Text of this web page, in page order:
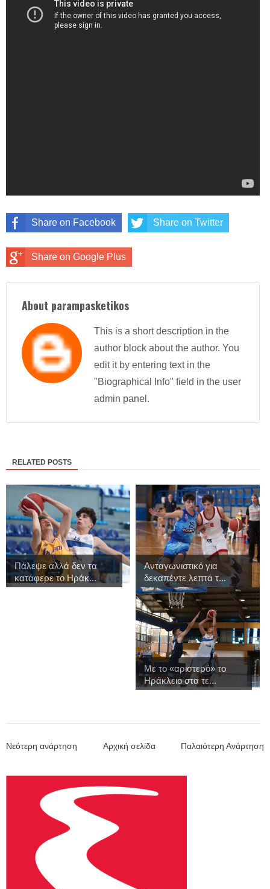
Share on Facebook Share on Twitter
Share on Google Plus
About parampasketikos
This is a short description in the
author block about the author. You
edit it by entering text in the
"Biographical Info" field in the user
admin panel.
RELATED POSTS
Πάλεψε αλλά δεν τα
κατάφερε το Ηράκ...
Ανταγωνιστικό για
δεκαπέντε λεπτά τ...
Με το «αριστερό» το
Ηράκλειο στα τε...
Νεότερη ανάρτηση Παλαιότερη Ανάρτηση
Αρχική σελίδα